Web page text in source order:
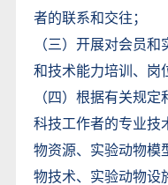
者的联系和交往；
（三）开展对会员
和技术能力培训、岗
（四）根据有关规
科技工作者的专业技
物资源、实验动物模
物技术、实验动物设